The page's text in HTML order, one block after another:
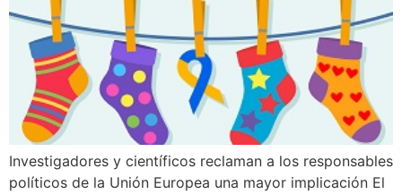
Investigadores y científicos reclaman a los responsables
políticos de la Unión Europea una mayor implicación El